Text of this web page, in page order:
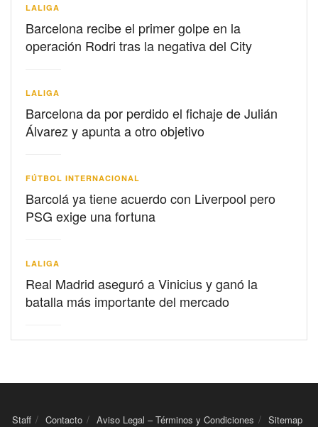
LALIGA
Barcelona recibe el primer golpe en la
operación Rodri tras la negativa del City
LALIGA
Barcelona da por perdido el fichaje de Julián
Álvarez y apunta a otro objetivo
FÚTBOL INTERNACIONAL
Barcolá ya tiene acuerdo con Liverpool pero
PSG exige una fortuna
LALIGA
Real Madrid aseguró a Vinicius y ganó la
batalla más importante del mercado
Staff Contacto Aviso Legal – Términos y Condiciones Sitemap